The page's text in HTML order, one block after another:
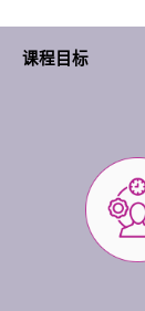
课程目标